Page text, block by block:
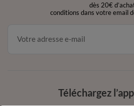
dès 20€
conditions dans votre email
Téléchargez